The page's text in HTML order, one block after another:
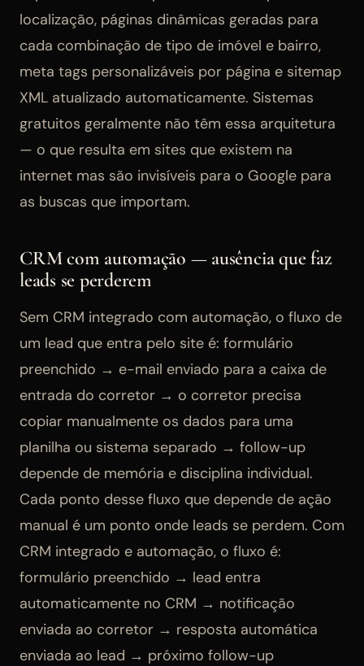
localização, páginas dinâmicas geradas para
cada combinação de tipo de imóvel e bairro,
meta tags personalizáveis por página e sitemap
XML atualizado automaticamente. Sistemas
gratuitos geralmente não têm essa arquitetura
— o que resulta em sites que existem na
internet mas são invisíveis para o Google para
as buscas que importam.
CRM com automação — ausência que faz
leads se perderem
Sem CRM integrado com automação, o fluxo de
um lead que entra pelo site é: formulário
preenchido → e-mail enviado para a caixa de
entrada do corretor → o corretor precisa
copiar manualmente os dados para uma
planilha ou sistema separado → follow-up
depende de memória e disciplina individual.
Cada ponto desse fluxo que depende de ação
manual é um ponto onde leads se perdem. Com
CRM integrado e automação, o fluxo é:
formulário preenchido → lead entra
automaticamente no CRM → notificação
enviada ao corretor → resposta automática
enviada ao lead → próximo follow-up